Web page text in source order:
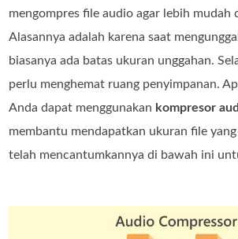
mengompres file audio agar lebih mudah
Alasannya adalah karena saat
biasanya ada batas ukuran unggahan.
perlu menghemat ruang penyimpanan.
Anda dapat menggunakan kompresor
membantu mendapatkan ukuran file
telah mencantumkannya di bawah ini